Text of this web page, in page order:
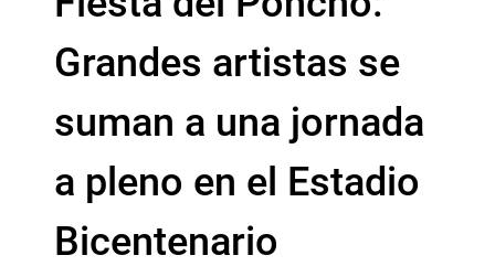
Grandes artistas se
suman a una jornada
a pleno en el Estadio
Bicentenario